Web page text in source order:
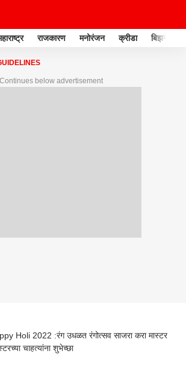
राजकारण मनोरंजन क्रीडा बिझनेस
Continues below advertisement
Holi 2022 :रंग उधळत रंगोत्सव साजरा करा मास्टर
ब्लास्टरच्या चाहत्यांना शुभेच्छा